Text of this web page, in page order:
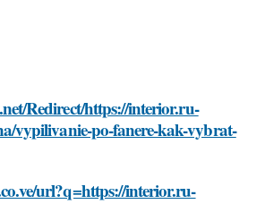
Redirect/https://interior.ru-
vypilivanie-po-fanere-kak-vybrat-
url?q=https://interior.ru-